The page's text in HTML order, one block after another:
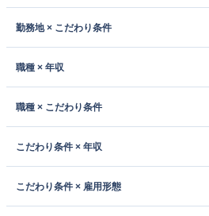
勤務地 × こだわり条件
職種 × 年収
職種 × こだわり条件
こだわり条件 × 年収
こだわり条件 × 雇用形態